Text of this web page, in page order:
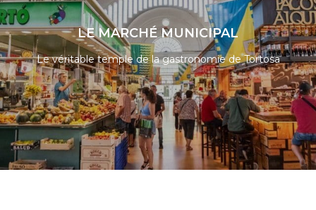
LE MARCHÉ MUNICIPAL
Le véritable temple de la gastronomie de Tortosa